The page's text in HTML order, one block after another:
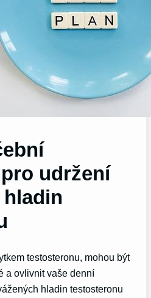
udržení
testosteronu, mohou být
a ovlivnit vaše denní
hladin testosteronu